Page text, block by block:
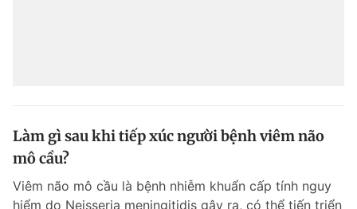
Làm gì sau khi tiếp xúc người bệnh viêm não
mô cầu?
Viêm não mô cầu là bệnh nhiễm khuẩn cấp tính nguy
hiểm do Neisseria meningitidis gây ra, có thể tiến triển